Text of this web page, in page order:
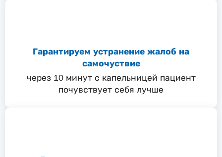
Гарантируем устранение жалоб на
самочуствие
через 10 минут с капельницей пациент
почувствует себя лучше